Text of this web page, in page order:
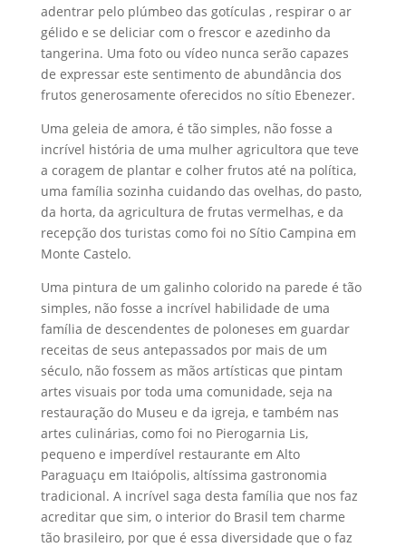
adentrar pelo plúmbeo das gotículas , respirar o ar
gélido e se deliciar com o frescor e azedinho da
tangerina. Uma foto ou vídeo nunca serão capazes
de expressar este sentimento de abundância dos
frutos generosamente oferecidos no sítio Ebenezer.
Uma geleia de amora, é tão simples, não fosse a
incrível história de uma mulher agricultora que teve
a coragem de plantar e colher frutos até na política,
uma família sozinha cuidando das ovelhas, do pasto,
da horta, da agricultura de frutas vermelhas, e da
recepção dos turistas como foi no Sítio Campina em
Monte Castelo.
Uma pintura de um galinho colorido na parede é tão
simples, não fosse a incrível habilidade de uma
família de descendentes de poloneses em guardar
receitas de seus antepassados por mais de um
século, não fossem as mãos artísticas que pintam
artes visuais por toda uma comunidade, seja na
restauração do Museu e da igreja, e também nas
artes culinárias, como foi no Pierogarnia Lis,
pequeno e imperdível restaurante em Alto
Paraguaçu em Itaiópolis, altíssima gastronomia
tradicional. A incrível saga desta família que nos faz
acreditar que sim, o interior do Brasil tem charme
tão brasileiro, por que é essa diversidade que o faz